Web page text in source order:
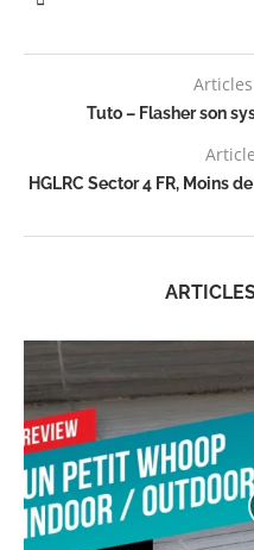
Tuto – Flasher son
HGLRC Sector 4 FR, Moins